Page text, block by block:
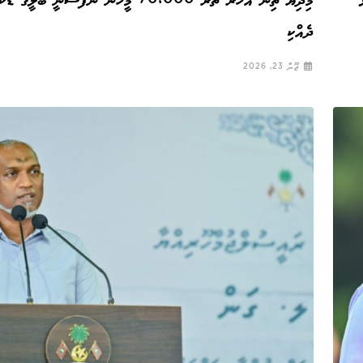
ދެއްކި
ޖޫން 23, 2026